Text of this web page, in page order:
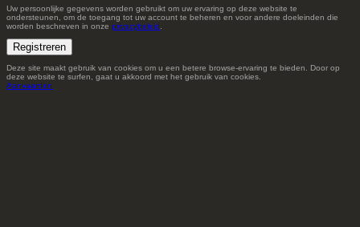
Uw persoonlijke gegevens worden gebruikt om uw ervaring op deze website te
ondersteunen, om de toegang tot uw account te beheren en voor andere doeleinden die
worden beschreven in onze privacybeleid
Registreren
Deze site maakt gebruik van cookies om u een betere browse-ervaring te bieden. Door op
deze website te surfen, gaat u akkoord met het gebruik van cookies.
Aanvaarden